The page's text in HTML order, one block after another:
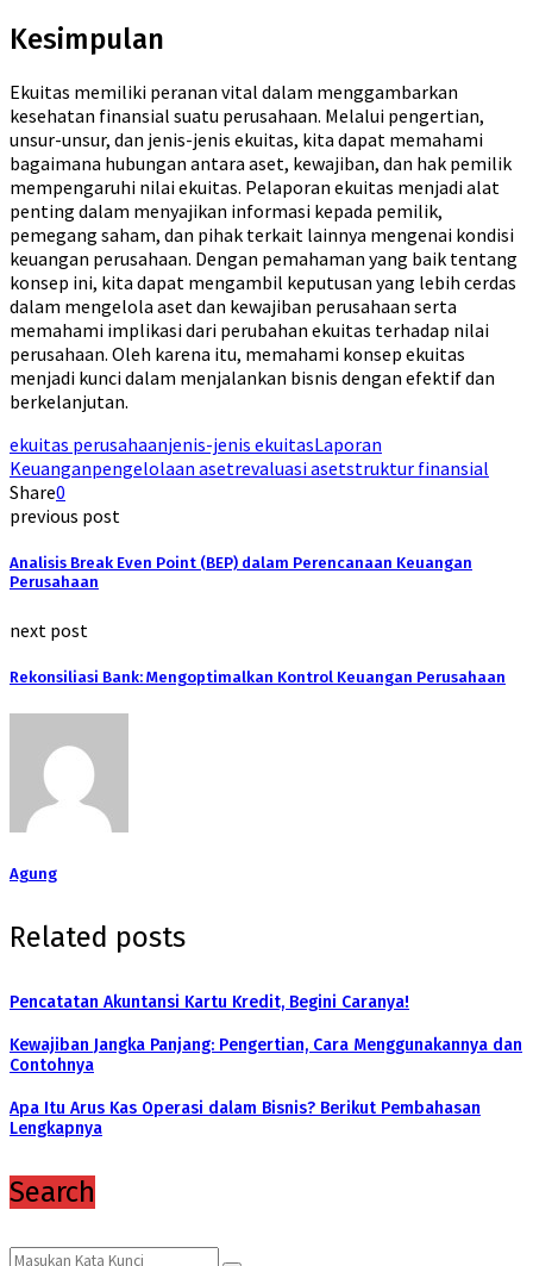
Kesimpulan
Ekuitas memiliki peranan vital dalam menggambarkan
kesehatan finansial suatu perusahaan. Melalui pengertian,
unsur-unsur, dan jenis-jenis ekuitas, kita dapat memahami
bagaimana hubungan antara aset, kewajiban, dan hak pemilik
mempengaruhi nilai ekuitas. Pelaporan ekuitas menjadi alat
penting dalam menyajikan informasi kepada pemilik,
pemegang saham, dan pihak terkait lainnya mengenai kondisi
keuangan perusahaan. Dengan pemahaman yang baik tentang
konsep ini, kita dapat mengambil keputusan yang lebih cerdas
dalam mengelola aset dan kewajiban perusahaan serta
memahami implikasi dari perubahan ekuitas terhadap nilai
perusahaan. Oleh karena itu, memahami konsep ekuitas
menjadi kunci dalam menjalankan bisnis dengan efektif dan
berkelanjutan.
ekuitas perusahaanjenis-jenis ekuitasLaporan
Keuanganpengelolaan asetrevaluasi asetstruktur finansial
Share0
previous post
Analisis Break Even Point (BEP) dalam Perencanaan Keuangan
Perusahaan
next post
Rekonsiliasi Bank: Mengoptimalkan Kontrol Keuangan Perusahaan
Agung
Related posts
Pencatatan Akuntansi Kartu Kredit, Begini Caranya!
Kewajiban Jangka Panjang: Pengertian, Cara Menggunakannya dan
Contohnya
Apa Itu Arus Kas Operasi dalam Bisnis? Berikut Pembahasan
Lengkapnya
Search
Search